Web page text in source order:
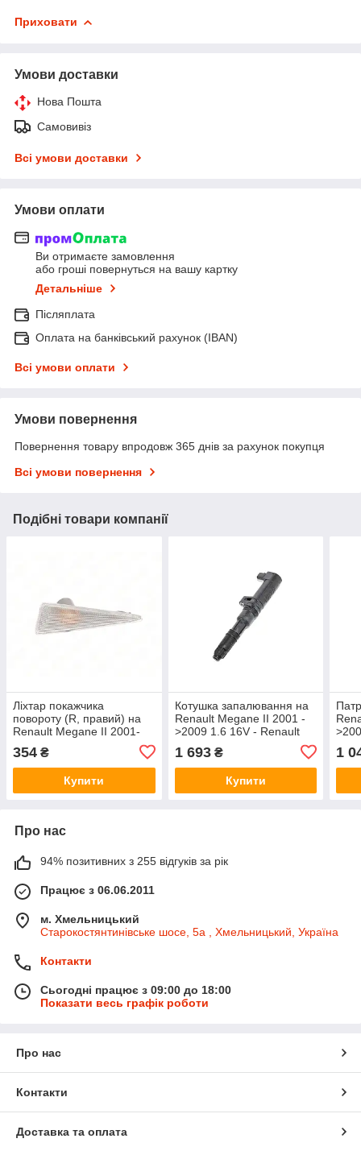
Приховати
Умови доставки
Нова Пошта
Самовивіз
Всі умови доставки
Умови оплати
Ви отримаєте замовлення
або гроші повернуться на вашу картку
Детальніше
Післяплата
Оплата на банківський рахунок (IBAN)
Всі умови оплати
Умови повернення
Повернення товару впродовж 365 днів за рахунок покупця
Всі умови повернення
Подібні товари компанії
Ліхтар покажчика
повороту (R, правий) на
Renault Megane II 2001-
>2009 - Polcar - 6012206E
354 ₴
Купити
Котушка запалювання на
Renault Megane II 2001 -
>2009 1.6 16V - Renault
(Оригінал) - 8200568671
1 693₴
Купити
1
Про нас
94% позитивних з 255 відгуків за рік
Працює з 06.06.2011
м. Хмельницький
Старокостянтинівське шосе, 5а , Хмельницький, Україна
Контакти
Сьогодні працює з 09:00 до 18:00
Показати весь графік роботи
Про нас
Контакти
Доставка та оплата